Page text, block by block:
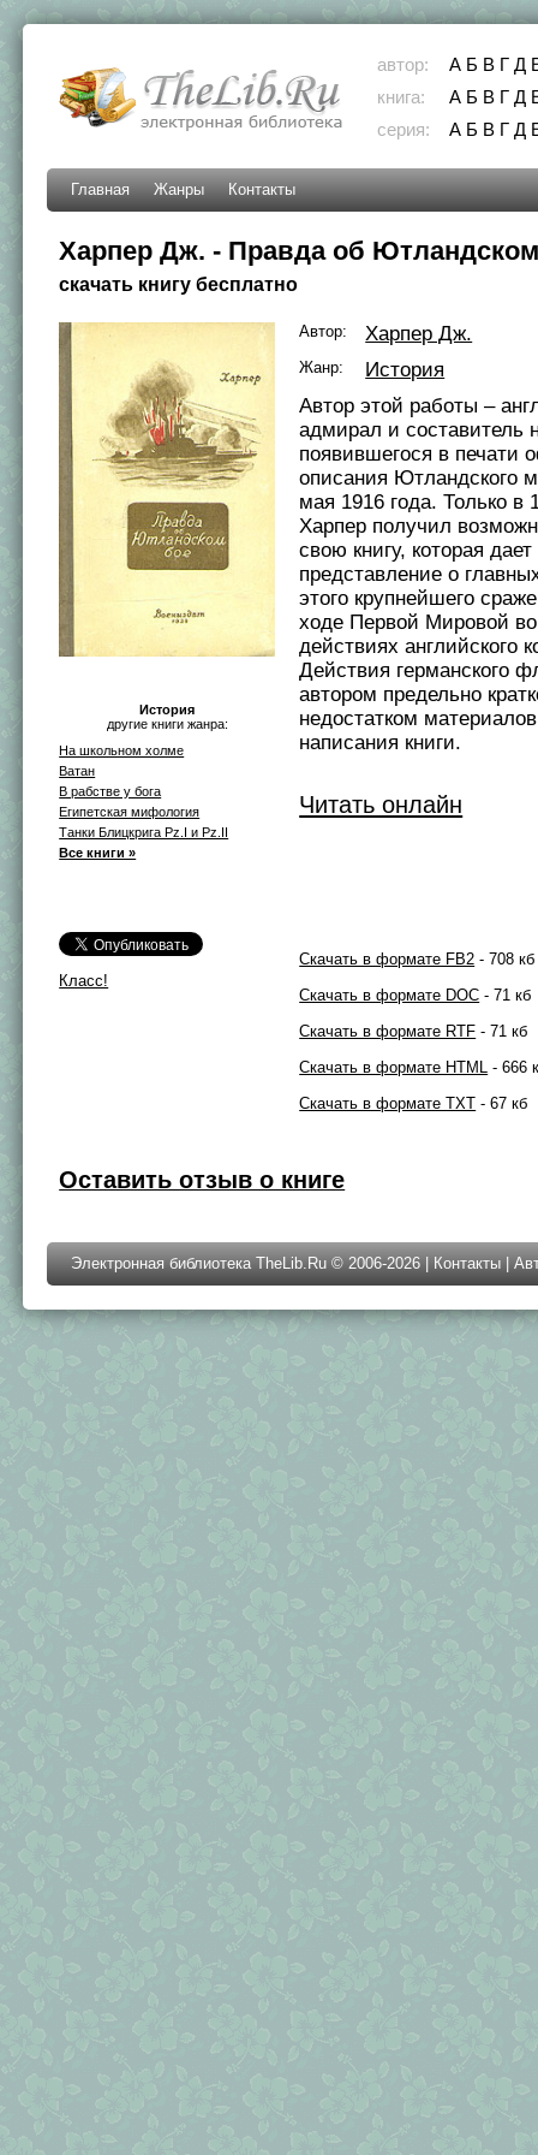
автор: А Б В Г Д
книга:
А Б В Г Д
серия:
А Б В Г Д
Главная Жанры Контакты
Харпер Дж. - Правда об
скачать книгу бесплатно
История
другие книги жанра:
На школьном холме
Ватан
В рабстве у бога
Египетская мифология
Танки Блицкрига Pz.I и Pz.II
Все книги »
Класс!
Автор: Харпер Дж.
Жанр:
История
Автор этой работы –
адмирал и составитель
появившегося в печати
описания Ютландского
мая 1916 года. Только в
Харпер получил
свою книгу, которая
представление о
этого крупнейшего
ходе Первой Мировой
действиях английского
Действия германского
автором предельно
недостатком
написания книги.
Читать онлайн
Скачать в формате FB2 - 708 кб
Скачать в формате DOC - 71 кб
Скачать в формате RTF - 71 кб
Скачать в формате HTML - 666
Скачать в формате TXT - 67 кб
Оставить отзыв о книге
Электронная библиотека TheLib.Ru © 2006-2026 | Контакты |